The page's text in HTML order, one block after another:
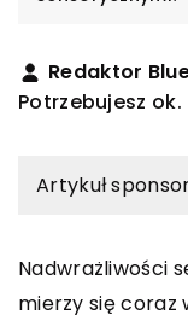
Redaktor
Potrzebujesz
Artykuł
Nadwrażliwości
mierzy się coraz